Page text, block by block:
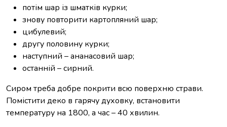
потім шар із шматків курки;
знову повторити картопляний шар;
цибулевий;
другу половину курки;
наступний – ананасовий шар;
останній – сирний.
Сиром треба добре покрити всю поверхню страви.
Помістити деко в гарячу духовку, встановити
температуру на 1800, а час – 40 хвилин.